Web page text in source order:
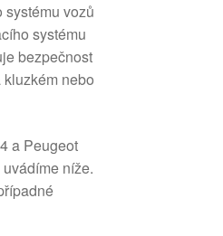
vozů
systému
bezpečnost
nebo
a Peugeot
níže.